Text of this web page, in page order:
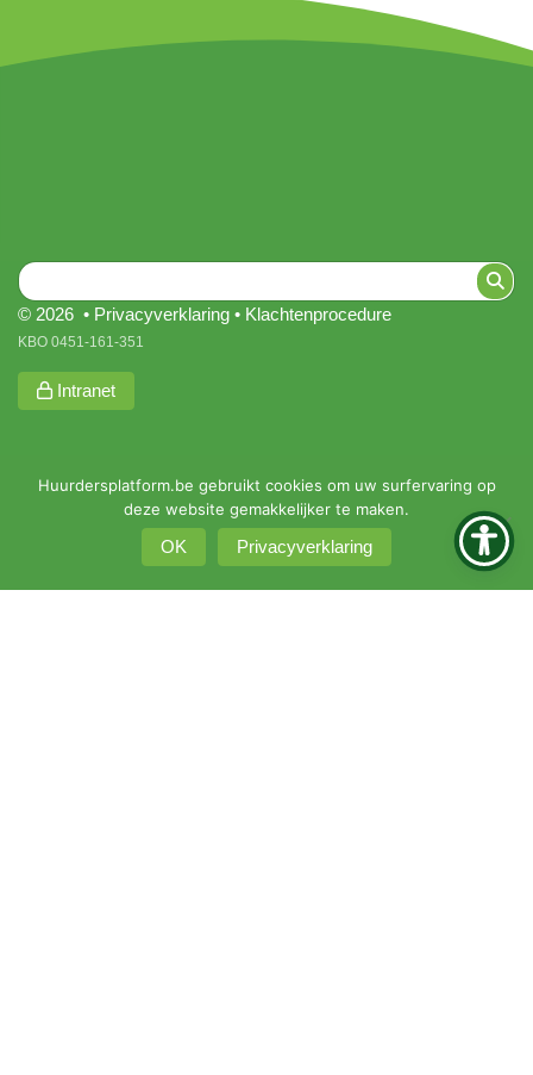
© 2026 • Privacyverklaring • Klachtenprocedure
KBO 0451-161-351
Intranet
Huurdersplatform.be gebruikt cookies om uw surfervaring op
deze website gemakkelijker te maken.
OK Privacyverklaring